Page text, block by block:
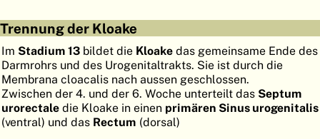
ORGANOGENESE
ATLASEMBRYOLOGY
SUCHEN
HILFE
Trennung der Kloake
Im Stadium 13 bildet die Kloake das gemeinsame Ende des
Darmrohrs und des Urogenitaltrakts. Sie ist durch die
Membrana cloacalis nach aussen geschlossen.
Zwischen der 4. und der 6. Woche unterteilt das Septum
urorectale die Kloake in einen primären Sinus urogenitalis
(ventral) und das Rectum (dorsal)